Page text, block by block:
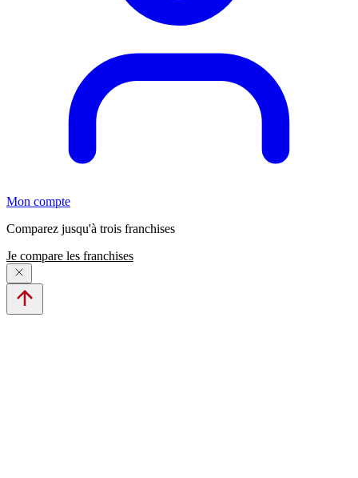
Mon compte
Comparez jusqu'à trois franchises
Je compare les franchises